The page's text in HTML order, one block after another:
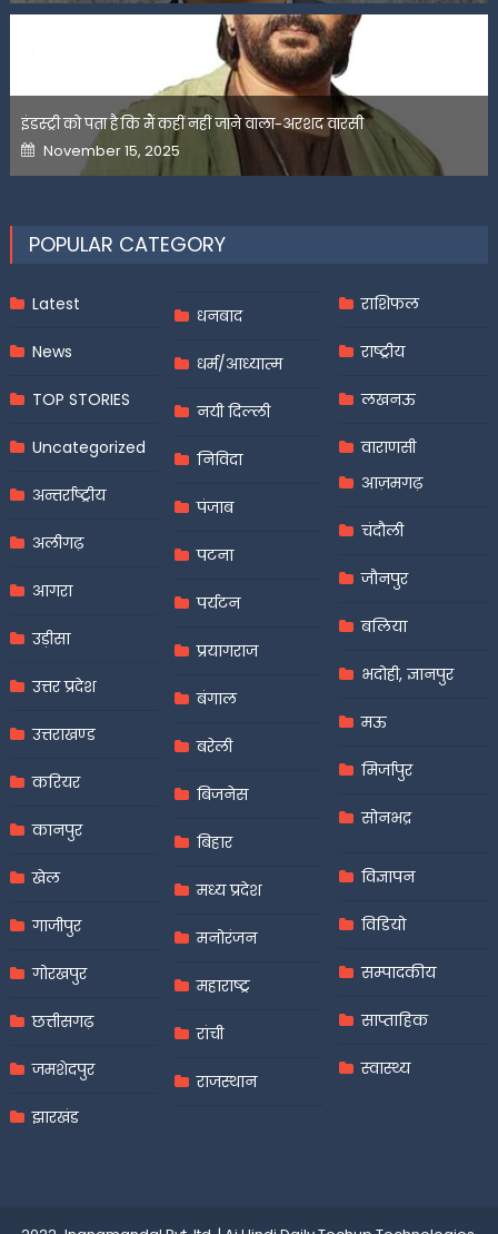
इंडस्ट्री को पता है कि मैं कहीं नहीं जाने वाला-अरशद वारसी
Posted
on
November 15, 2025
POPULAR CATEGORY
Latest
News
TOP STORIES
Uncategorized
अन्तर्राष्ट्रीय
अलीगढ़
आगरा
उड़ीसा
उत्तर प्रदेश
उत्तराखण्ड
करियर
कानपुर
खेल
गाजीपुर
गोरखपुर
छत्तीसगढ़
जमशेदपुर
झारखंड
धनबाद
धर्म/आध्यात्म
नयी दिल्ली
निविदा
पंजाब
पटना
पर्यटन
प्रयागराज
बंगाल
बरेली
बिजनेस
बिहार
मध्य प्रदेश
मनोरंजन
महाराष्ट्र
रांची
राजस्थान
राशिफल
राष्ट्रीय
लखनऊ
वाराणसी
आज़मगढ़
चंदौली
जौनपुर
बलिया
भदोही, ज्ञानपुर
मऊ
मिर्जापुर
सोनभद्र
विज्ञापन
विडियो
सम्पादकीय
साप्ताहिक
स्वास्थ्य